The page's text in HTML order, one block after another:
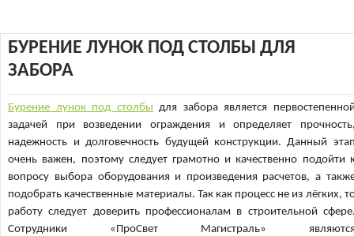
БУРЕНИЕ ЛУНОК ПОД СТОЛБЫ ДЛЯ
ЗАБОРА
Бурение лунок под столбы для забора является
задачей при возведении ограждения и определяет
надежность и долговечность будущей конструкции. Данный
очень важен, поэтому следует грамотно и качественно подойти
вопросу выбора оборудования и произведения расчетов, а
подобрать качественные материалы. Так как процесс не из лёгких,
работу следует доверить профессионалам в строительной
Сотрудники «ПроСвет Магистраль»